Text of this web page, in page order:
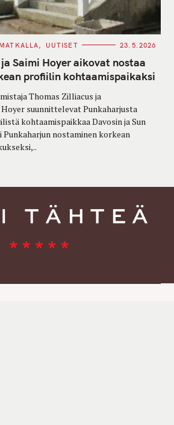
MATKALLA UUTISET 23.5.2026
Saimi Hoyer aikovat nostaa
profiilin kohtaamispaikaksi
Thomas Zilliacus ja
suunnittelevat Punkaharjusta
kohtaamispaikkaa Davosin ja Sun
nostaminen korkean